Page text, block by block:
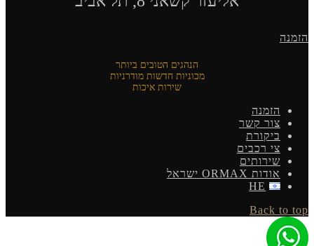
הזמנה
הנהגים הטובים ביותר
מכוניות חדשות מודרניות
שירות איכות
הזמנה
צור קשר
ביקורת
צי רכבים
שירותים
אודות ORMAX ישראל
HE
Back to top